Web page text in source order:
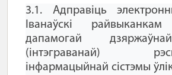
3.1. Адправіць
Іванаўскі
дапамогай
(інтэграванай)
інфармацыйнай сістэмы